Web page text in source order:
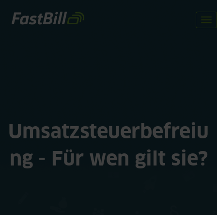
zum
Umsatzsteuerbefreiu
ng - Für wen gilt sie?